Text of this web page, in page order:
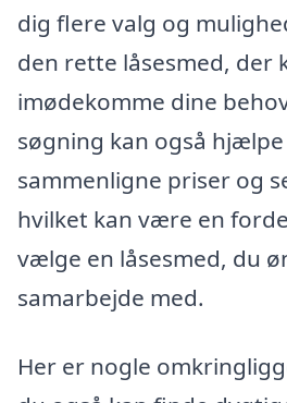
dig flere valg og
den rette låsesmed, der
imødekomme dine
søgning kan også
sammenligne priser og
hvilket kan være en
vælge en låsesmed, du
samarbejde med.
Her er nogle